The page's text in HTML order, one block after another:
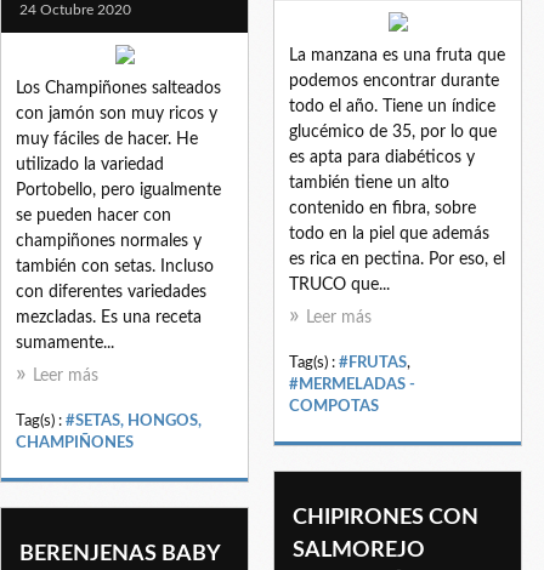
24 Octubre 2020
Los Champiñones salteados
con jamón son muy ricos y
muy fáciles de hacer. He
utilizado la variedad
Portobello, pero igualmente
se pueden hacer con
champiñones normales y
también con setas. Incluso
con diferentes variedades
mezcladas. Es una receta
sumamente...
Leer más
Tag(s) : #SETAS, HONGOS,
CHAMPIÑONES
La manzana es una fruta que
podemos encontrar durante
todo el año. Tiene un índice
glucémico de 35, por lo que
es apta para diabéticos y
también tiene un alto
contenido en fibra, sobre
todo en la piel que además
es rica en pectina. Por eso, el
TRUCO que...
Leer más
Tag(s) : #FRUTAS,
#MERMELADAS -
COMPOTAS
CHIPIRONES CON
SALMOREJO
BERENJENAS BABY